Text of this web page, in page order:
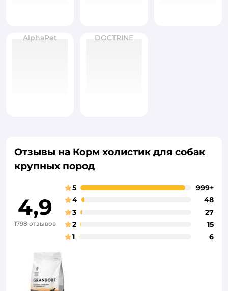
AlphaPet DOCTRINE
Отзывы на Корм холистик для собак
крупных пород
4,9
1798 отзывов
5
999+
4
48
3
27
2
15
1
6